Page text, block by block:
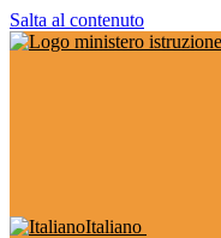
Salta al contenuto
Italiano